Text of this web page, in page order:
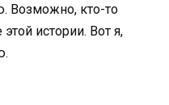
Возможно, кто-то
истории. Вот я,